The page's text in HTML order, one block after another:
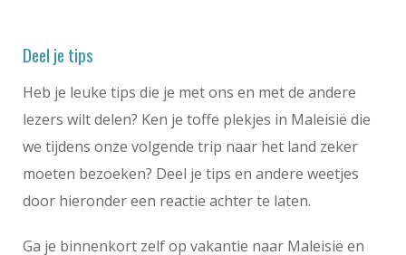
Deel je tips
Heb je leuke tips die je met ons en met de andere
lezers wilt delen? Ken je toffe plekjes in Maleisië die
we tijdens onze volgende trip naar het land zeker
moeten bezoeken? Deel je tips en andere weetjes
door hieronder een reactie achter te laten.
Ga je binnenkort zelf op vakantie naar Maleisië en